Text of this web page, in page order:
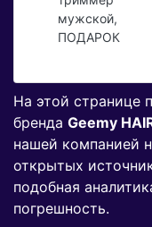
мужской,
ПОДАРОК
На этой странице
бренда Geemy
нашей компанией
открытых
подобная
погрешность.